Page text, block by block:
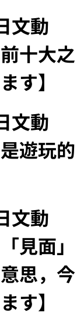
文動
十大之
す】
文動
遊玩的
文動
見面」
思，今
す】